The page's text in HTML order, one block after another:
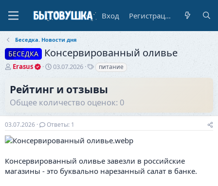
Вход Регистрация
Беседка. Новости дня
БЕСЕДКА Консервированный оливье
А
о
р
е
м
ы
Erasus
Д
н
ч
а
а
03.07.2026
Т
и
питание
Рейтинг и отзывы
Общее количество оценок: 0
03.07.2026 Ответы: 1
Консервированный оливье завезли в российские
магазины - это буквально нарезанный салат в банке.